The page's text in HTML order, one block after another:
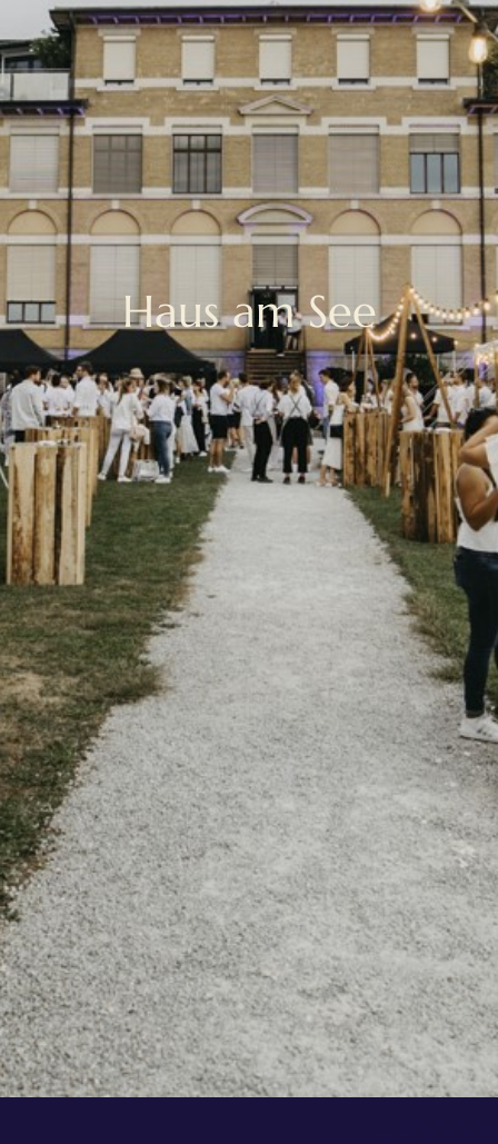
Haus am See